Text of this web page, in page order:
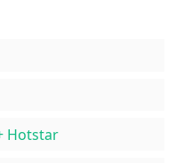
Hotstar